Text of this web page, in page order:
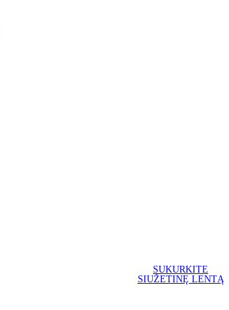
SUKURKITE
SIUŽETINĘ LENTĄ